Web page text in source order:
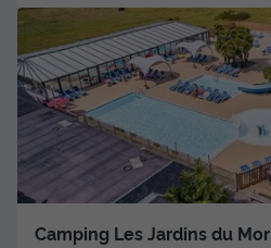
Camping Les Jardins du